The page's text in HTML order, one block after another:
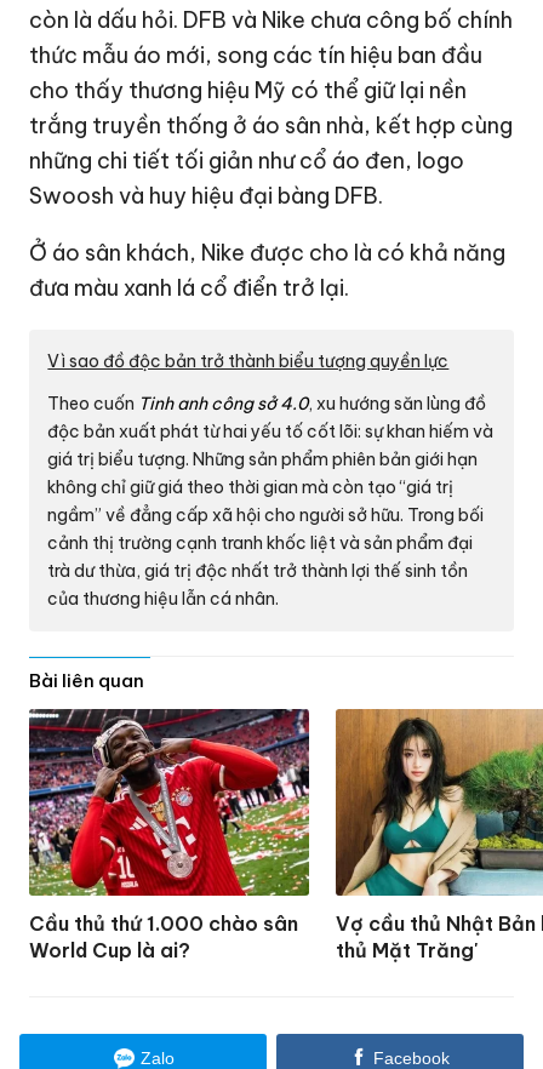
còn là dấu hỏi. DFB và Nike chưa công bố chính
thức mẫu áo mới, song các tín hiệu ban đầu
cho thấy thương hiệu Mỹ có thể giữ lại nền
trắng truyền thống ở áo sân nhà, kết hợp cùng
những chi tiết tối giản như cổ áo đen, logo
Swoosh và huy hiệu đại bàng DFB.
Ở áo sân khách, Nike được cho là có khả năng
đưa màu xanh lá cổ điển trở lại.
Vì sao đồ độc bản trở thành biểu tượng quyền lực
Theo cuốn Tinh anh công sở 4.0, xu hướng săn lùng đồ
độc bản xuất phát từ hai yếu tố cốt lõi: sự khan hiếm và
giá trị biểu tượng. Những sản phẩm phiên bản giới hạn
không chỉ giữ giá theo thời gian mà còn tạo “giá trị
ngầm” về đẳng cấp xã hội cho người sở hữu. Trong bối
cảnh thị trường cạnh tranh khốc liệt và sản phẩm đại
trà dư thừa, giá trị độc nhất trở thành lợi thế sinh tồn
của thương hiệu lẫn cá nhân.
Bài liên quan
Cầu thủ thứ 1.000 chào sân
World Cup là ai?
Vợ cầu thủ Nhật Bản
thủ Mặt Trăng'
Zalo Facebook